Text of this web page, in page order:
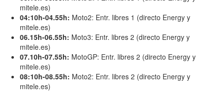
mitele.es)
04:10h-04.55h: Moto2: Entr. libres 1 (directo Energy y
mitele.es)
06.15h-06.55h: Moto3: Entr. libres 2 (directo Energy y
mitele.es)
07.10h-07.55h: MotoGP: Entr. libres 2 (directo Energy y
mitele.es)
08:10h-08.55h: Moto2: Entr. libres 2 (directo Energy y
mitele.es)